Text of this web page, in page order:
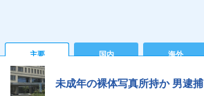
主要 国内 海外
未成年の裸体写真所持か 男逮捕